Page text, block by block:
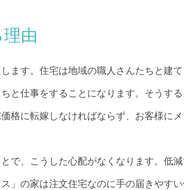
由
ます。住宅は地域の職人さんたちと建
と仕事をすることになります。そうす
格に転嫁しなければならず、お客様に
で、こうした心配がなくなります。低
」の家は注文住宅なのに手の届きやすい